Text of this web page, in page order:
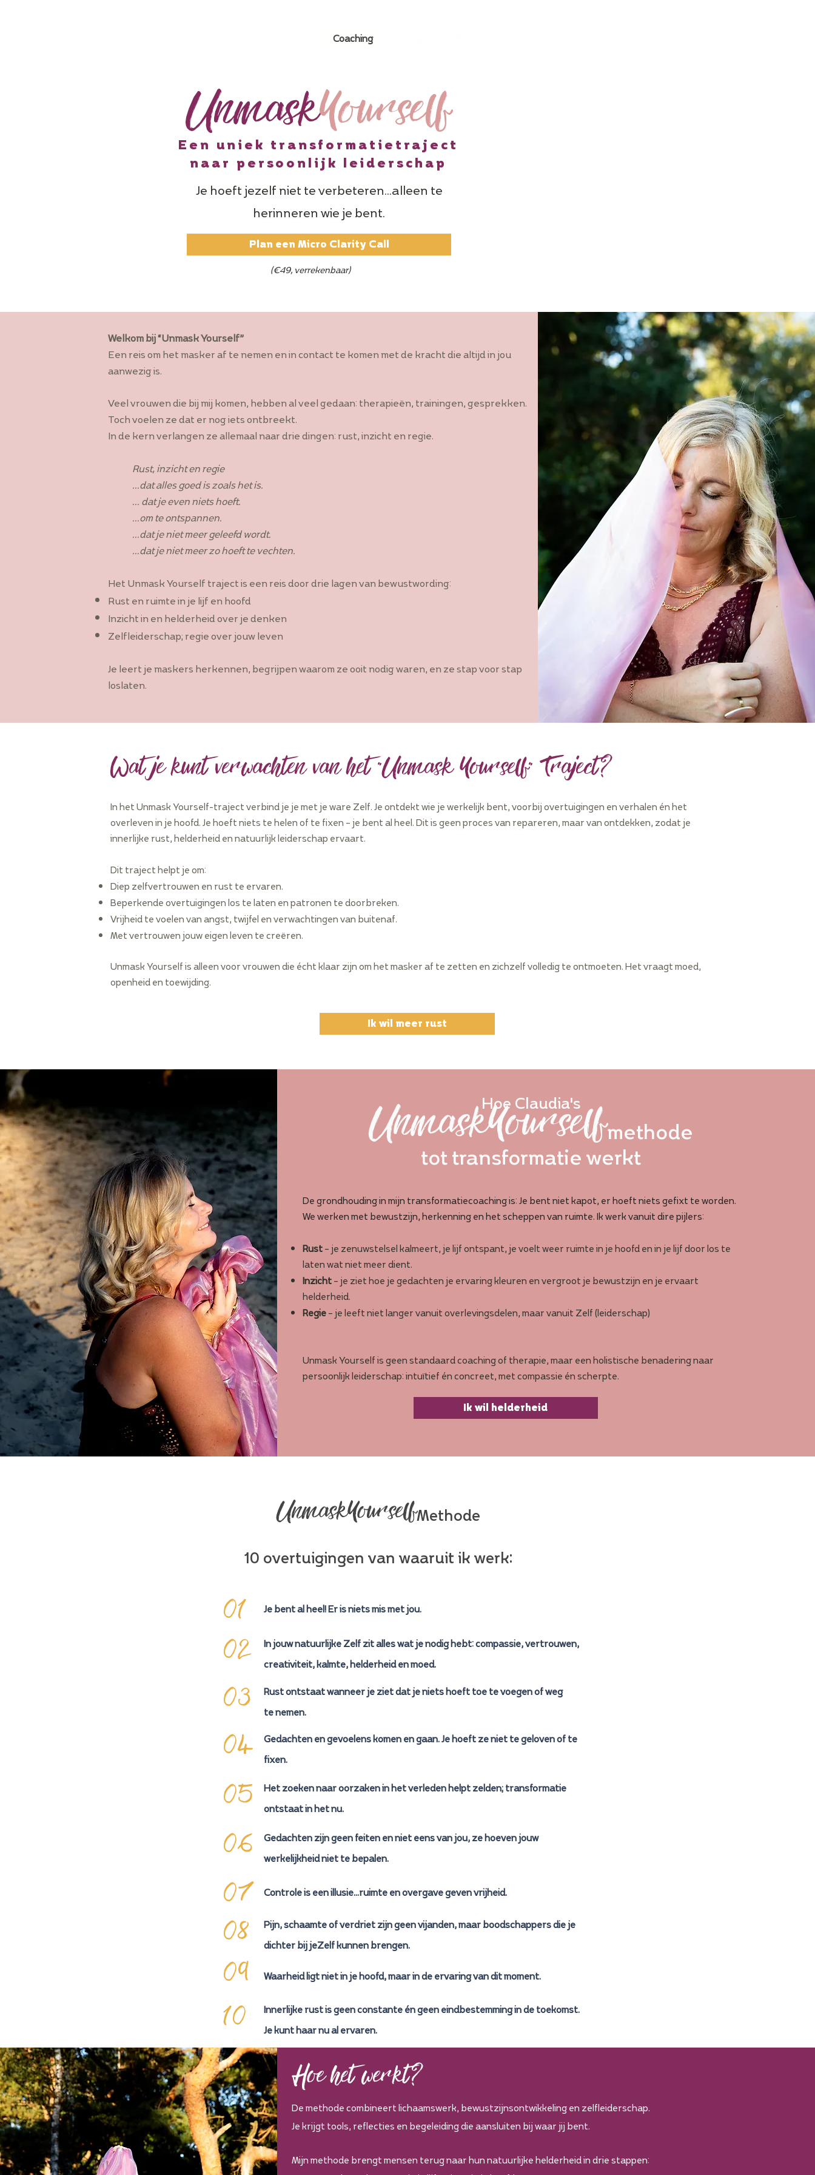
Coaching
UnmaskYourself
Een uniek transformatietraject
naar persoonlijk leiderschap
Je hoeft jezelf niet te verbeteren...alleen te
herinneren wie je bent.
Plan een Micro Clarity Call
(€49, verrekenbaar)
Welkom bij “Unmask Yourself”
Een reis om het masker af te nemen en in contact te komen met de kracht die altijd in jou
aanwezig is.
Veel vrouwen die bij mij komen, hebben al veel gedaan: therapieën, trainingen, gesprekken.
Toch voelen ze dat er nog iets ontbreekt.
In de kern verlangen ze allemaal naar drie dingen: rust, inzicht en regie.
Rust, inzicht en regie
...dat alles goed is zoals het is.
... dat je even niets hoeft.
...om te ontspannen.
...dat je niet meer geleefd wordt.
...dat je niet meer zo hoeft te vechten.
Het Unmask Yourself traject is een reis door drie lagen van bewustwording:
Rust en ruimte in je lijf en hoofd
Inzicht in en helderheid over je denken
Zelfleiderschap; regie over jouw leven
Je leert je maskers herkennen, begrijpen waarom ze ooit nodig waren, en ze stap voor stap
loslaten.
Wat je kunt verwachten van het "Unmask Yourself" Traject?
In het Unmask Yourself-traject verbind je je met je ware Zelf. Je ontdekt wie je werkelijk bent, voorbij overtuigingen en verhalen én het
overleven in je hoofd. Je hoeft niets te helen of te fixen – je bent al heel. Dit is geen proces van repareren, maar van ontdekken, zodat je
innerlijke rust, helderheid en natuurlijk leiderschap ervaart.
Dit traject helpt je om:
Diep zelfvertrouwen en rust te ervaren.
Beperkende overtuigingen los te laten en patronen te doorbreken.
Vrijheid te voelen van angst, twijfel en verwachtingen van buitenaf.
Met vertrouwen jouw eigen leven te creëren.
Unmask Yourself is alleen voor vrouwen die écht klaar zijn om het masker af te zetten en zichzelf volledig te ontmoeten. Het vraagt moed,
openheid en toewijding.
Ik wil meer rust
Hoe Claudia's
UnmaskYourselfmethode
tot transformatie werkt
De grondhouding in mijn transformatiecoaching is: Je bent niet kapot, er hoeft niets gefixt te worden.
We werken met bewustzijn, herkenning en het scheppen van ruimte. Ik werk vanuit dire pijlers:
Rust– je zenuwstelsel kalmeert, je lijf ontspant, je voelt weer ruimte in je hoofd en in je lijf door los te
laten wat niet meer dient.
Inzicht– je ziet hoe je gedachten je ervaring kleuren en vergroot je bewustzijn en je ervaart
helderheid.
Regie– je leeft niet langer vanuit overlevingsdelen, maar vanuit Zelf (leiderschap)
Unmask Yourself is geen standaard coaching of therapie, maar een holistische benadering naar
persoonlijk leiderschap: intuïtief én concreet, met compassie én scherpte.
Ik wil helderheid
UnmaskYourselfMethode
10 overtuigingen van waaruit ik werk:
01 Je bent al heel! Er is niets mis met jou.
02
In jouw natuurlijke Zelf zit alles wat je nodig hebt: compassie, vertrouwen,
creativiteit, kalmte, helderheid en moed.
03
Rust ontstaat wanneer je ziet dat je niets hoeft toe te voegen of weg
te nemen.
Gedachten en gevoelens komen en gaan. Je hoeft ze niet te geloven of te
fixen.
04
Het zoeken naar oorzaken in het verleden helpt zelden; transformatie
ontstaat in het nu.
05
Gedachten zijn geen feiten en niet eens van jou, ze hoeven jouw
werkelijkheid niet te bepalen.
06
Controle is een illusie...ruimte en overgave geven vrijheid.
07
Pijn, schaamte of verdriet zijn geen vijanden, maar boodschappers die je
dichter bij jeZelf kunnen brengen.
08
Waarheid ligt niet in je hoofd, maar in de ervaring van dit moment.
09
Innerlijke rust is geen constante én geen eindbestemming in de toekomst.
Je kunt haar nu al ervaren.
10
Hoe het werkt?
De methode combineert lichaamswerk, bewustzijnsontwikkeling en zelfleiderschap.
Je krijgt tools, reflecties en begeleiding die aansluiten bij waar jij bent.
Mijn methode brengt mensen terug naar hun natuurlijke helderheid in drie stappen: